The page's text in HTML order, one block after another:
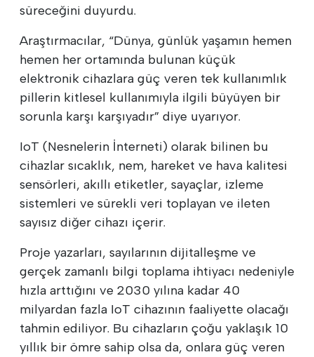
süreceğini duyurdu.
Araştırmacılar, “Dünya, günlük yaşamın hemen
hemen her ortamında bulunan küçük
elektronik cihazlara güç veren tek kullanımlık
pillerin kitlesel kullanımıyla ilgili büyüyen bir
sorunla karşı karşıyadır” diye uyarıyor.
IoT (Nesnelerin İnterneti) olarak bilinen bu
cihazlar sıcaklık, nem, hareket ve hava kalitesi
sensörleri, akıllı etiketler, sayaçlar, izleme
sistemleri ve sürekli veri toplayan ve ileten
sayısız diğer cihazı içerir.
Proje yazarları, sayılarının dijitalleşme ve
gerçek zamanlı bilgi toplama ihtiyacı nedeniyle
hızla arttığını ve 2030 yılına kadar 40
milyardan fazla IoT cihazının faaliyette olacağı
tahmin ediliyor. Bu cihazların çoğu yaklaşık 10
yıllık bir ömre sahip olsa da, onlara güç veren